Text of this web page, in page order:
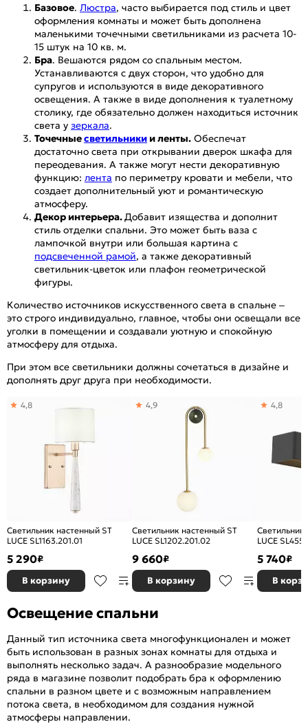
Базовое. Люстра, часто выбирается под стиль и цвет
оформления комнаты и может быть дополнена
маленькими точечными светильниками из расчета 10-
15 штук на 10 кв. м.
Бра. Вешаются рядом со спальным местом.
Устанавливаются с двух сторон, что удобно для
супругов и используются в виде декоративного
освещения. А также в виде дополнения к туалетному
столику, где обязательно должен находиться источник
света у зеркала.
Точечныесветильники и ленты. Обеспечат
достаточно света при открывании дверок шкафа для
переодевания. А также могут нести декоративную
функцию: лента по периметру кровати и мебели, что
создает дополнительный уют и романтическую
атмосферу.
Декор интерьера.Добавит изящества и дополнит
стиль отделки спальни. Это может быть ваза с
лампочкой внутри или большая картина с
подсвеченной рамой, а также декоративный
светильник-цветок или плафон геометрической
фигуры.
Количество источников искусственного света в спальне –
это строго индивидуально, главное, чтобы они освещали все
уголки в помещении и создавали уютную и спокойную
атмосферу для отдыха.
При этом все светильники должны сочетаться в дизайне и
дополнять друг друга при необходимости.
Светильник настенный ST
LUCE SL1163.201.01
4,8
5 290₽
В корзину
Светильник настенный ST
LUCE SL1202.201.02
4,9
9 660₽
В корзину
Светильник
LUCE
4,8
5 740₽
В
Освещение спальни
Данный тип источника света многофункционален и может
быть использован в разных зонах комнаты для отдыха и
выполнять несколько задач. А разнообразие модельного
ряда в магазине позволит подобрать бра к оформлению
спальни в разном цвете и с возможным направлением
потока света, в необходимом для создания нужной
атмосферы направлении.